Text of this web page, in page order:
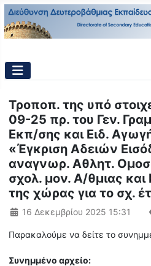
Τροποπ. της υπό
09-25 πρ. του Γεν.
Εκπ/σης και Ειδ.
«Έγκριση Αδειών
αναγνωρ. Αθλητ.
σχολ. μον. Α/θμιας
της χώρας για το σχ.
Λεπτομέρειες
16 Δεκεμβρίου 2025 15:31
Παρακαλούμε να δείτε το
Συνημμένo αρχείο: